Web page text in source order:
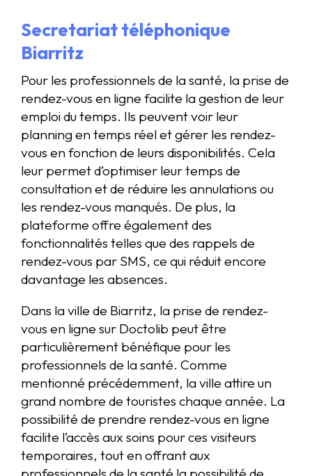
Secretariat téléphonique
Biarritz
Pour les professionnels de la santé, la prise de
rendez-vous en ligne facilite la gestion de leur
emploi du temps. Ils peuvent voir leur
planning en temps réel et gérer les rendez-
vous en fonction de leurs disponibilités. Cela
leur permet d’optimiser leur temps de
consultation et de réduire les annulations ou
les rendez-vous manqués. De plus, la
plateforme offre également des
fonctionnalités telles que des rappels de
rendez-vous par SMS, ce qui réduit encore
davantage les absences.
Dans la ville de Biarritz, la prise de rendez-
vous en ligne sur Doctolib peut être
particulièrement bénéfique pour les
professionnels de la santé. Comme
mentionné précédemment, la ville attire un
grand nombre de touristes chaque année. La
possibilité de prendre rendez-vous en ligne
facilite l’accès aux soins pour ces visiteurs
temporaires, tout en offrant aux